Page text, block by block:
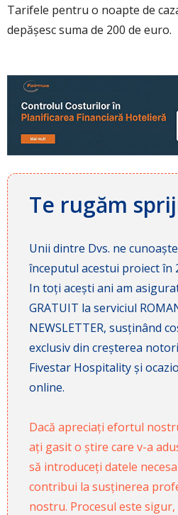
Tarifele pentru o noapte de
depășesc suma de 200 de euro.
Te rugăm
Unii dintre Dvs. ne
începutul acestui proiect în
In toți acești ani am
GRATUIT la serviciul
NEWSLETTER, susținând
exclusiv din creșterea
Fivestar Hospitality și
online.
Dacă apreciați efortul
ați gasit o știre care v-a
să introduceți datele
contribui la susținerea
nostru. Procesul este